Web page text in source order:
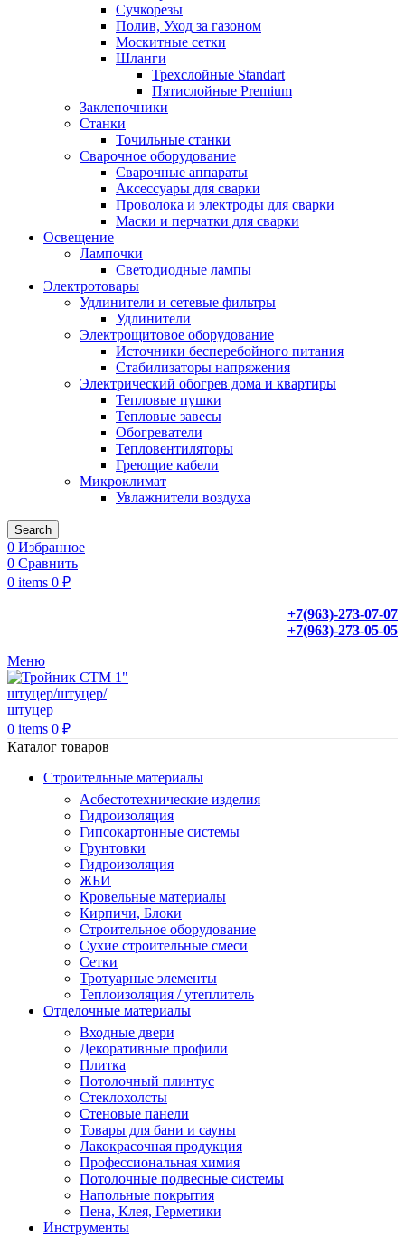
Сучкорезы
Полив, Уход за газоном
Москитные сетки
Шланги
Трехслойные Standart
Пятислойные Premium
Заклепочники
Станки
Точильные станки
Сварочное оборудование
Сварочные аппараты
Аксессуары для сварки
Проволока и электроды для сварки
Маски и перчатки для сварки
Освещение
Лампочки
Светодиодные лампы
Электротовары
Удлинители и сетевые фильтры
Удлинители
Электрощитовое оборудование
Источники бесперебойного питания
Стабилизаторы напряжения
Электрический обогрев дома и квартиры
Тепловые пушки
Тепловые завесы
Обогреватели
Тепловентиляторы
Греющие кабели
Микроклимат
Увлажнители воздуха
Search
0 Избранное
0 Сравнить
0 items 0 ₽
+7(963)-273-07-07
+7(963)-273-05-05
Меню
0 items 0 ₽
Каталог товаров
Строительные материалы
Асбестотехнические изделия
Гидроизоляция
Гипсокартонные системы
Грунтовки
Гидроизоляция
ЖБИ
Кровельные материалы
Кирпичи, Блоки
Строительное оборудование
Сухие строительные смеси
Сетки
Тротуарные элементы
Теплоизоляция / утеплитель
Отделочные материалы
Входные двери
Декоративные профили
Плитка
Потолочный плинтус
Стеклохолсты
Стеновые панели
Товары для бани и сауны
Лакокрасочная продукция
Профессиональная химия
Потолочные подвесные системы
Напольные покрытия
Пена, Клея, Герметики
Инструменты